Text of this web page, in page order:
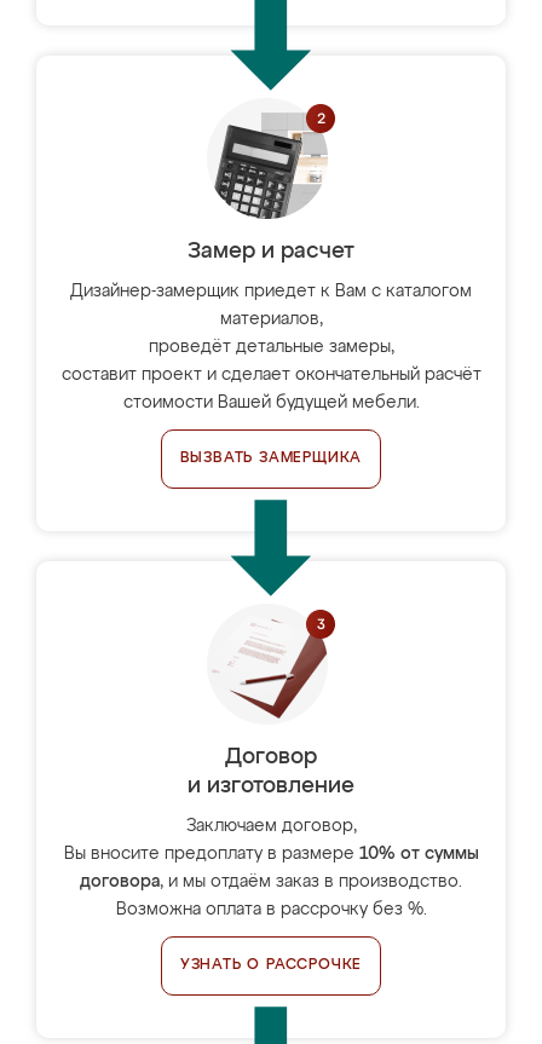
Замер и расчет
Дизайнер-замерщик приедет к Вам с каталогом
материалов,
проведёт детальные замеры,
составит проект и сделает окончательный расчёт
стоимости Вашей будущей мебели.
ВЫЗВАТЬ ЗАМЕРЩИКА
Договор
и изготовление
Заключаем договор,
Вы вносите предоплату в размере 10% от суммы
договора, и мы отдаём заказ в производство.
Возможна оплата в рассрочку без %.
УЗНАТЬ О РАССРОЧКЕ